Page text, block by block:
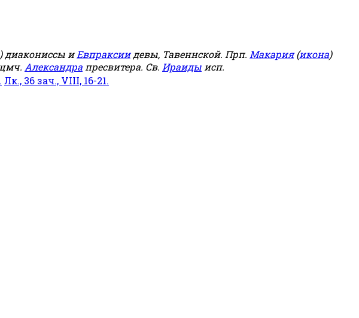
) диакониссы иЕвпраксиидевы, Тавеннской. Прп. Макария(икона)
Александра пресвитера. Св. Ираиды исп.
Лк., 36 зач., VIII, 16-21.